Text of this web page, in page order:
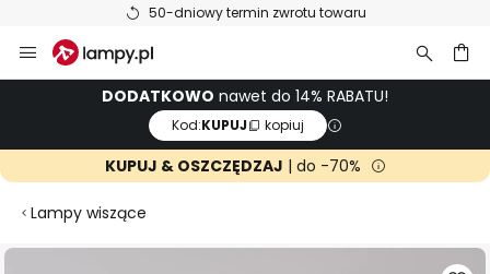
50-dniowy termin zwrotu towaru
Przejdź
do
DODATKOWO nawet do 14% RABATU!
Kod:KUPUJ kopiuj
KUPUJ & OSZCZĘDZAJ | do -70%
Lampy wiszące
Przejdź